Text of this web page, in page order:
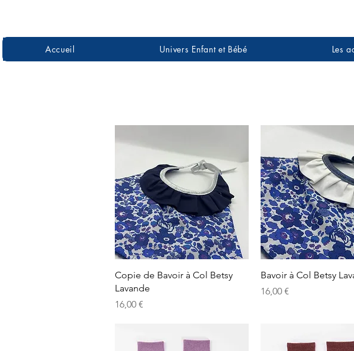
Accueil Univers Enfant et Bébé Les
Aperçu rapide
Copie de Bavoir à Col Betsy
Lavande
Prix
16,00 €
Aperçu rapide
Bavoir à Col Betsy
Prix
16,00 €